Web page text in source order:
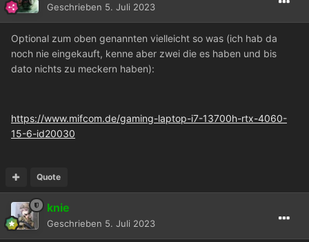
Geschrieben 5. Juli 2023
Optional zum oben genannten vielleicht so was (ich hab da
noch nie eingekauft, kenne aber zwei die es haben und bis
dato nichts zu meckern haben):
https://www.mifcom.de/gaming-laptop-i7-13700h-rtx-4060-
15-6-id20030
Quote
knie
Geschrieben 5. Juli 2023